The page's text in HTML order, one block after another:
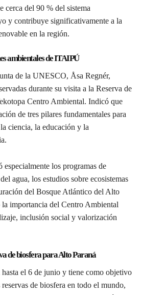
cerca del 90 % del sistema
y contribuye significativamente a la
en la región.
ambientales de ITAIPÚ
de la UNESCO, Åsa Regnér,
durante su visita a la Reserva de
Centro Ambiental. Indicó que
de tres pilares fundamentales para
ciencia, la educación y la
especialmente los programas de
agua, los estudios sobre ecosistemas
del Bosque Atlántico del Alto
la importancia del Centro Ambiental
inclusión social y valorización
de biosfera para Alto Paraná
hasta el 6 de junio y tiene como objetivo
de biosfera en todo el mundo,